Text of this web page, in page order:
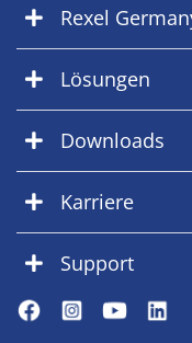
Rexel
Lösungen
Downloads
Karriere
Support